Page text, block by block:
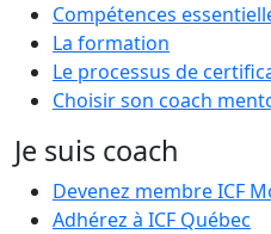
Compétences
La formation
Le processus de
Choisir son coach
Je suis coach
Devenez membre ICF
Adhérez à ICF Québec